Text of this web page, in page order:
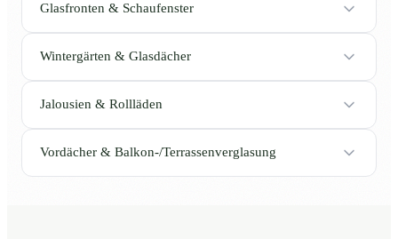
Glasfronten & Schaufenster
Wintergärten & Glasdächer
Jalousien & Rollläden
Vordächer & Balkon-/Terrassenverglasung